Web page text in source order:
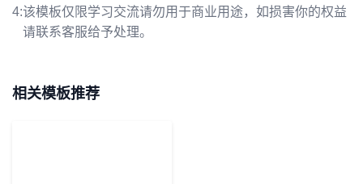
4:该模板仅限学习交流请勿用于商业用途，如损害你的权益
请联系客服给予处理。
相关模板推荐